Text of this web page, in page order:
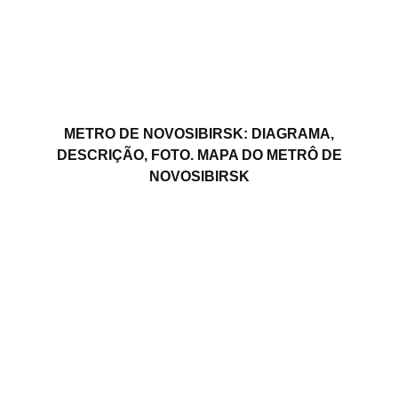
METRO DE NOVOSIBIRSK: DIAGRAMA,
DESCRIÇÃO, FOTO. MAPA DO METRÔ DE
NOVOSIBIRSK